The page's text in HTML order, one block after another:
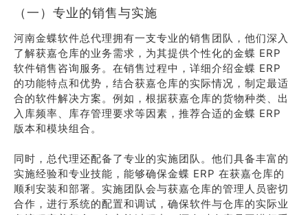
（一）专业的销售与实施
河南金蝶软件总代理拥有一支专业的销售团队，他们深入
了解获嘉仓库的业务需求，为其提供个性化的金蝶 ERP
软件销售咨询服务。在销售过程中，详细介绍金蝶 ERP
的功能特点和优势，结合获嘉仓库的实际情况，制定最适
合的软件解决方案。例如，根据获嘉仓库的货物种类、出
入库频率、库存管理要求等因素，推荐合适的金蝶 ERP
版本和模块组合。
同时，总代理还配备了专业的实施团队。他们具备丰富的
实施经验和专业技能，能够确保金蝶 ERP 在获嘉仓库的
顺利安装和部署。实施团队会与获嘉仓库的管理人员密切
合作，进行系统的配置和调试，确保软件与仓库的实际业